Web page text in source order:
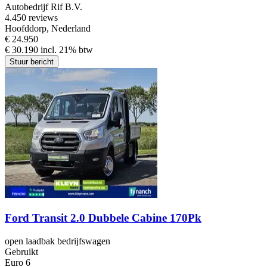
Autobedrijf Rif B.V.
4.450 reviews
Hoofddorp, Nederland
€ 24.950
€ 30.190 incl. 21% btw
Stuur bericht
Ford Transit 2.0 Dubbele Cabine 170Pk
open laadbak bedrijfswagen
Gebruikt
Euro 6